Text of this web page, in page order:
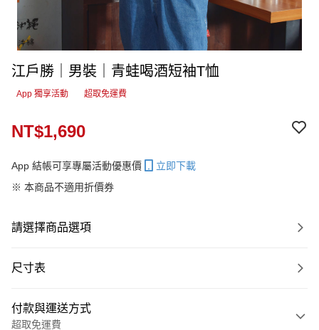
江戶勝｜男裝｜青蛙喝酒短袖T恤
App 獨享活動 超取免運費
NT$1,690
App 結帳可享專屬活動優惠價
立即下載
※ 本商品不適用折價券
請選擇商品選項
尺寸表
付款與運送方式
超取免運費